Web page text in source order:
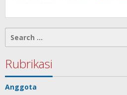
for:
Rubrikasi
Anggota